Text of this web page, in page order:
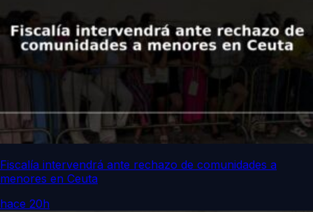
Fiscalía intervendrá ante rechazo de comunidades a
menores en Ceuta
hace 20h